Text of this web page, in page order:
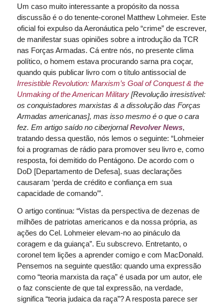
Um caso muito interessante a propósito da nossa
discussão é o do tenente-coronel Matthew Lohmeier. Este
oficial foi expulso da Aeronáutica pelo “crime” de escrever,
de manifestar suas opiniões sobre a introdução da TCR
nas Forças Armadas. Cá entre nós, no presente clima
político, o homem estava procurando sarna pra coçar,
quando quis publicar livro com o título antissocial de
Irresistible Revolution: Marxism’s Goal of Conquest & the
Unmaking ofthe American Military [Revolução irresistível:
os conquistadores marxistas & a dissolução das Forças
Armadas americanas], mas isso mesmo é o que o cara
fez. Em artigo saído no ciberjornalRevolver News,
tratando dessa questão, nós lemos o seguinte: “Lohmeier
foi a programas de rádio para promover seu livro e, como
resposta, foi demitido do Pentágono. De acordo com o
DoD [Departamento de Defesa], suas declarações
causaram ‘perda de crédito e confiança em sua
capacidade de comando’”.
O artigo continua: “Vistas da perspectiva de dezenas de
milhões de patriotas americanos e da nossa própria, as
ações do Cel. Lohmeier elevam-no ao pináculo da
coragem e da guiança”. Eu subscrevo. Entretanto, o
coronel tem lições a aprender comigo e com MacDonald.
Pensemos na seguinte questão: quando uma expressão
como “teoria marxista da raça” é usada por um autor, ele
o faz consciente de que tal expressão, na verdade,
significa “teoria judaica da raça”? A resposta parece ser